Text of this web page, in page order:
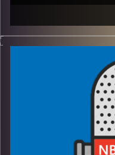
דוידוביץ', משה